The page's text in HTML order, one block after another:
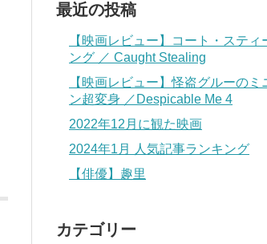
最近の投稿
【映画レビュー】コート・スティ
ング ／ Caught Stealing
【映画レビュー】怪盗グルーのミ
ン超変身 ／Despicable Me 4
2022年12月に観た映画
2024年1月 人気記事ランキング
【俳優】趣里
カテゴリー